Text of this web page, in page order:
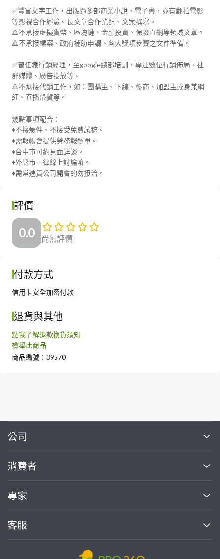
✅豐富文字工作，出版過多部商業小說、電子書，亦有翻拍電影
等影視合作經驗。長文章合作業配、文案撰寫。
🔺不承接虛擬貨幣、區塊鏈、金融投資、保險直銷等領域文章。
🔺不承接標案、政府補助申請、各大獎項參賽之文件準備。
✅曾任職行銷經理，至google總部培訓，專注數位行銷佈局、社
群媒體、廣告投放等。
🔺不承接代銷工作，如：團購主、下線、盤商、加盟主或身兼網
紅、直播帶貨等。
幾點事項配合：
♦️不接急件、不接受免費試稿。
♦️需報帳會提供勞務報酬單。
♦️台中市可約見面詳談。
♦️外縣市一律線上討論唷。
♦️需常進貴公司開會的勿接洽。
評價
0.0 尚無評價
付款方式
信用卡安全加密付款
退貨與其他
點我了解退款換貨須知
檢舉此商品
商品編號：39570
公司
關於我們
部落格
加入我們
消費者
買服務
熱門服務
專家
找案件
客服
繼續完成